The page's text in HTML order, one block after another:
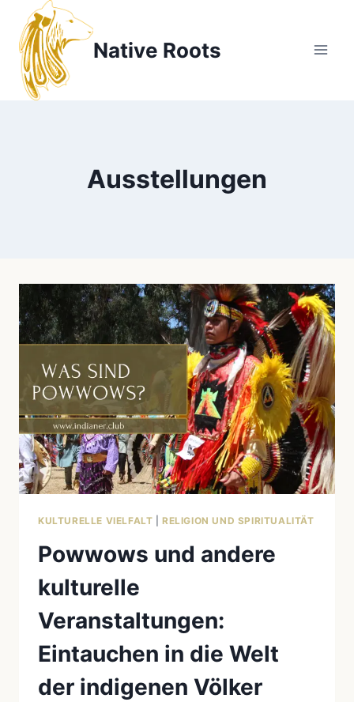
Inhalt
springen
Native Roots
Ausstellungen
KULTURELLE VIELFALT |RELIGION UND SPIRITUALITÄT
Powwows und andere
kulturelle
Veranstaltungen:
Eintauchen in die Welt
der indigenen Völker